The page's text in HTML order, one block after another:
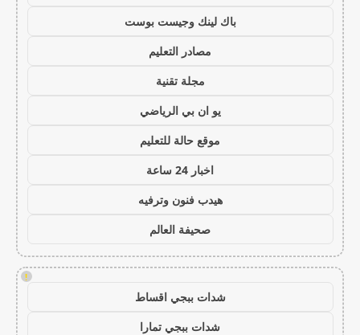
باك لينك وجيست بوست
مصادر التعليم
مجلة تقنية
يو ان بي الرياضي
موقع حالة للتعليم
اخبار 24 ساعة
هيدب فنون وترفيه
صحيفة العالم
!
شدات ببجي اقساط
شدات ببجي تمارا